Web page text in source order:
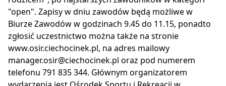
"open". Zapisy w dniu zawodów będą możliwe w
Biurze Zawodów w godzinach 9.45 do 11.15, ponadto
zgłosić uczestnictwo można także na stronie
www.osir.ciechocinek.pl, na adres mailowy
manager.osir@ciechocinek.pl oraz pod numerem
telefonu 791 835 344. Głównym organizatorem